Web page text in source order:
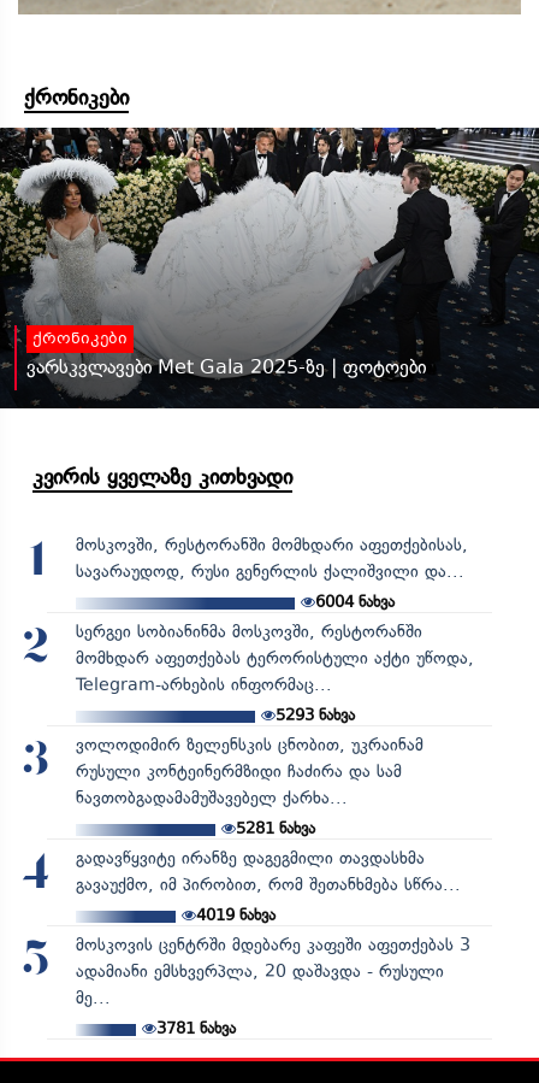
ქრონიკები
ქრონიკები
ვარსკვლავები Met Gala 2025-ზე | ფოტოები
კვირის ყველაზე კითხვადი
1
მოსკოვში, რესტორანში მომხდარი აფეთქებისას,
სავარაუდოდ, რუსი გენერლის ქალიშვილი და...
6004ნახვა
2
სერგეი სობიანინმა მოსკოვში, რესტორანში
მომხდარ აფეთქებას ტერორისტული აქტი უწოდა,
Telegram-არხების ინფორმაც...
5293ნახვა
3
ვოლოდიმირ ზელენსკის ცნობით, უკრაინამ
რუსული კონტეინერმზიდი ჩაძირა და სამ
ნავთობგადამამუშავებელ ქარხა...
5281ნახვა
4
გადავწყვიტე ირანზე დაგეგმილი თავდასხმა
გავაუქმო, იმ პირობით, რომ შეთანხმება სწრა...
4019ნახვა
5
მოსკოვის ცენტრში მდებარე კაფეში აფეთქებას 3
ადამიანი ემსხვერპლა, 20 დაშავდა - რუსული
მე...
3781ნახვა